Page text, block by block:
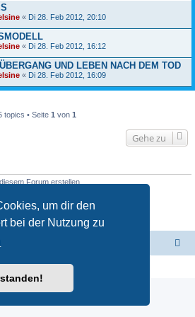
um dir den
bei der Nutzung zu
« Di 28. Feb 2012, 20:10
« Di 28. Feb 2012, 16:12
UND LEBEN NACH DEM TOD
« Di 28. Feb 2012, 16:09
topics • Seite 1 von 1
Gehe zu
Forum erstellen.
Forum nicht ändern.
Forumnichtlöschen.
Forum erstellen.
® Forum Software © phpBB Limited